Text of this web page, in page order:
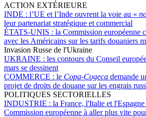
ACTION EXTÉRIEURE
INDE : l’UE et l’Inde ouvrent la voie au «
leur partenariat stratégique et commercial
ÉTATS-UNIS : la Commission européenne
avec les Américains sur les tarifs douaniers
Invasion Russe de l'Ukraine
UKRAINE : les contours du Conseil
mars se dessinent
COMMERCE : le Copa-Cogeca demande
projet de droits de douane sur les engrais
POLITIQUES SECTORIELLES
INDUSTRIE : la France, l'Italie et
Commission européenne à aller plus vite